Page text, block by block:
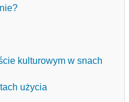
kulturowym w snach
użycia